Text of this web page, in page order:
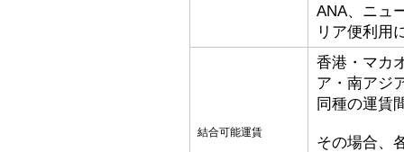
ANA、ニュ
リア便利用
結合可能運賃
香港・マカ
ア・南アジ
同種の運賃
その場合、